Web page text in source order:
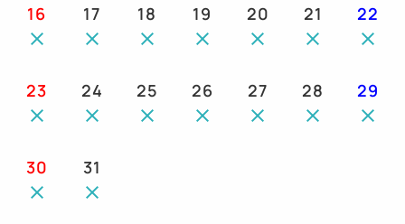
16 17 18 19 20 21 22
23 24 25 26 27 28 29
30 31